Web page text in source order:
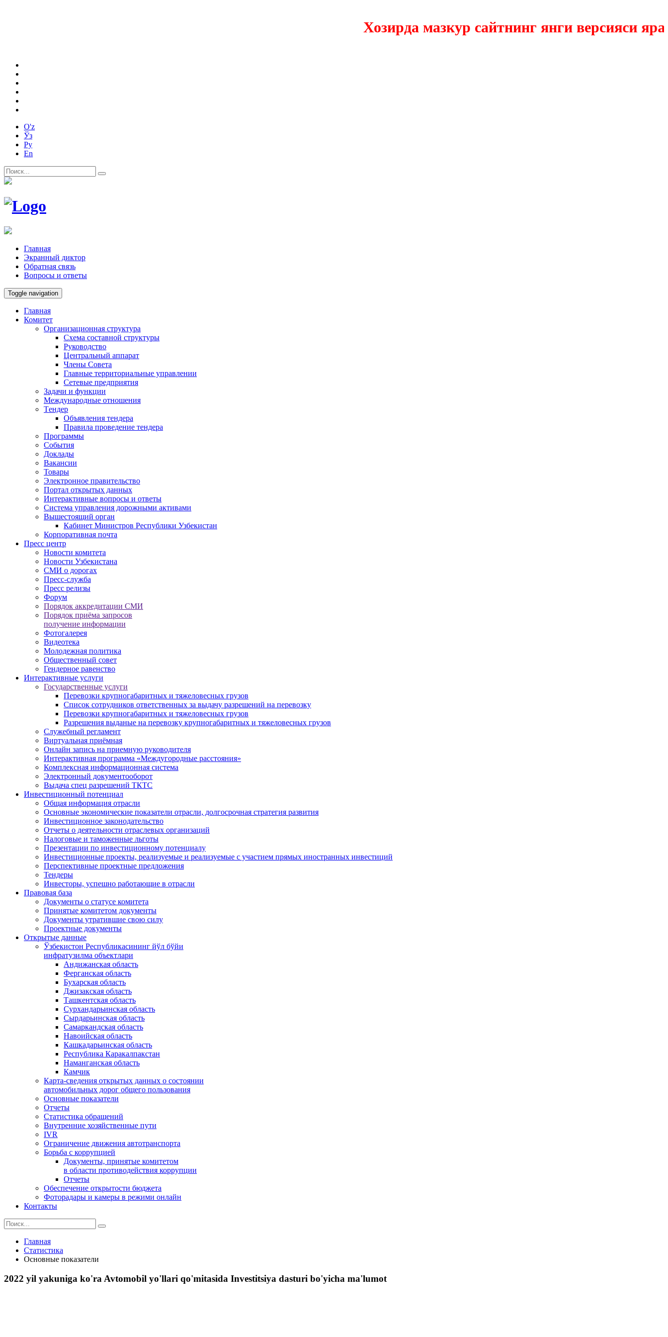
Хозирда мазкур сайтнинг янги версияси
O'z
Ўз
Ру
En
Главная
Экранный диктор
Обратная связь
Вопросы и ответы
Toggle navigation
Главная
Комитет
Организационная структура
Схема составной структуры
Руководство
Центральный аппарат
Члены Совета
Главные территориальные управлении
Сетевые предприятия
Задачи и функции
Международные отношения
Tендер
Объявления тендера
Правила проведение тендера
Программы
Cобытия
Доклады
Вакансии
Товары
Электронное правительство
Портал открытых данных
Интерактивные вопросы и ответы
Система управления дорожными активами
Вышестоящий орган
Кабинет Министров Республики Узбекистан
Корпоративная почта
Пресс центр
Новости комитета
Новости Узбекистана
СМИ о дорогах
Пресс-служба
Пресс релизы
Форум
Порядок аккредитации СМИ
Порядок приёма запросов
получение информации
Фотогалерея
Видеотека
Молодежная политика
Общественный совет
Гендерное равенство
Интерактивные услуги
Государственные услуги
Перевозки крупногабаритных и тяжеловесных грузов
Список сотрудников ответственных за выдачу разрешений на перевозку
Перевозки крупногабаритных и тяжеловесных грузов
Разрешения выданые на перевозку крупногабаритных и тяжеловесных грузов
Служебный регламент
Виртуальная приёмная
Онлайн запись на приемную руководителя
Интерактивная программа «Междугородные расстояния»
Комплексная информационная система
Электронный документооборот
Выдача спец разрешений ТКТС
Инвестиционный потенциал
Общая информация отрасли
Основные экономические показатели отрасли, долгосрочная стратегия развития
Инвестиционное законодательство
Отчеты о деятельности отраслевых организаций
Налоговые и таможенные льготы
Презентации по инвестиционному потенциалу
Инвестиционные проекты, реализуемые и реализуемые с участием прямых иностранных инвестиций
Перспективные проектные предложения
Тендеры
Инвесторы, успешно работающие в отрасли
Правовая база
Документы о статусе комитета
Принятые комитетом документы
Документы утратившие свою силу
Проектные документы
Открытые данные
Ўзбекистон Республикасининг йўл бўйи
инфратузилма объектлари
Андижанская область
Ферганская область
Бухарская область
Джизакская область
Ташкентская область
Сурхандарьинская область
Сырдарьинская область
Самаркандская область
Навоийская область
Кашкадарьинская область
Республика Каракалпакстан
Наманганская область
Камчик
Карта-сведения открытых данных о состоянии
автомобильных дорог общего пользования
Основные показатели
Отчеты
Статистика обращений
Внутренние хозяйственные пути
IVR
Ограничение движения автотранспорта
Борьба с коррупцией
Документы, принятые комитетом
в области противодействия коррупции
Отчеты
Обеспечение открытости бюджета
Фоторадары и камеры в режими онлайн
Контакты
Главная
Статистика
Основные показатели
2022 yil yakuniga ko'ra Avtomobil yo'llari qo'mitasida Investitsiya dasturi bo'yicha ma'lumot